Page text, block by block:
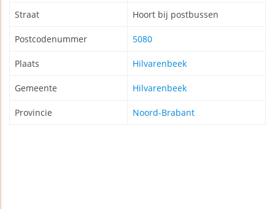
Straat Hoort bij postbussen
Postcodenummer 5080
Plaats Hilvarenbeek
Gemeente Hilvarenbeek
Provincie Noord-Brabant